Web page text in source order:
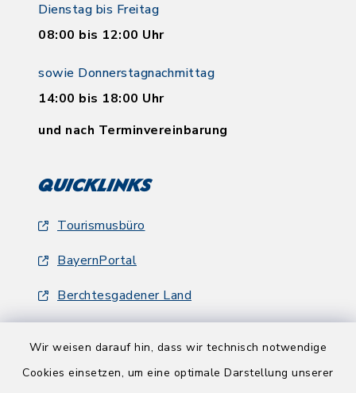
Wir weisen darauf hin, dass wir technisch notwendige
Cookies einsetzen, um eine optimale Darstellung unserer
Dienstag bis Freitag
08:00 bis 12:00 Uhr
sowie Donnerstagnachmittag
14:00 bis 18:00 Uhr
und nach Terminvereinbarung
Quicklinks
Tourismusbüro
BayernPortal
Berchtesgadener Land